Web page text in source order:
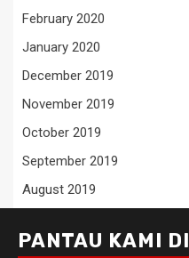
February 2020
January 2020
December 2019
November 2019
October 2019
September 2019
August 2019
PANTAU KAMI DI